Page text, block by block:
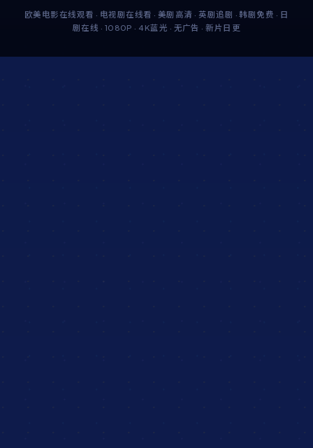
欧美电影在线观看 · 电视剧在线看 · 美剧高清 · 英剧追剧 · 韩剧免费 · 日
剧在线 · 1080P · 4K蓝光 · 无广告 · 新片日更